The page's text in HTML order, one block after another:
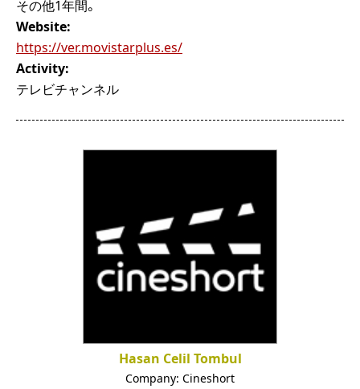
その他1年間。
Website:
https://ver.movistarplus.es/
Activity:
テレビチャンネル
Hasan Celil Tombul
Company: Cineshort